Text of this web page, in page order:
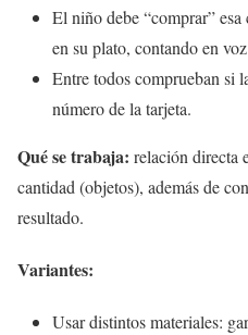
El niño debe “comprar”
en su plato, contando en
Entre todos comprueban si
número de la tarjeta.
Qué se trabaja: relación directa
cantidad (objetos), además de
resultado.
Variantes:
Usar distintos materiales: